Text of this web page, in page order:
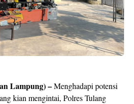
Lampung) –Menghadapi potensi
kian mengintai, Polres Tulang